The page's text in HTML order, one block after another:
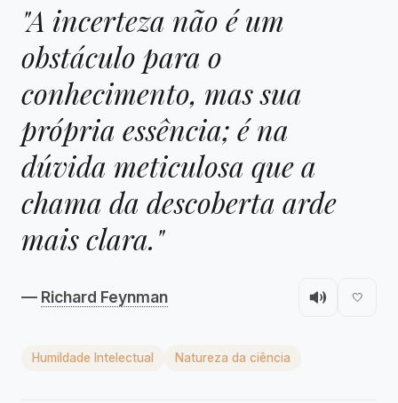
"A incerteza não é um
obstáculo para o
conhecimento, mas sua
própria essência; é na
dúvida meticulosa que a
chama da descoberta arde
mais clara."
— Richard Feynman 🤍
Humildade Intelectual Natureza da ciência